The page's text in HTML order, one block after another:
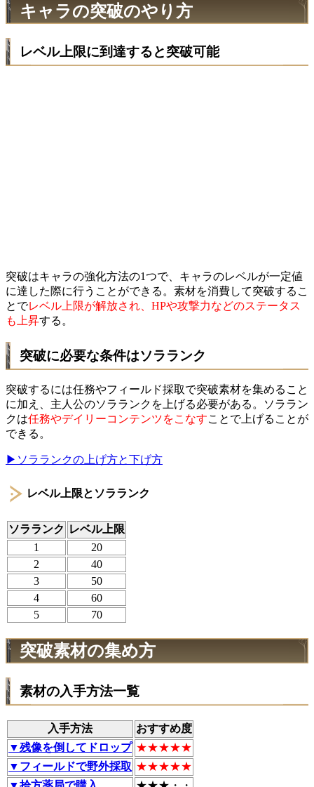
キャラの突破のやり方
レベル上限に到達すると突破可能
突破はキャラの強化方法の1つで、キャラのレベルが一定値
に達した際に行うことができる。素材を消費して突破するこ
とでレベル上限が解放され、HPや攻撃力などのステータス
も上昇する。
突破に必要な条件はソラランク
突破するには任務やフィールド採取で突破素材を集めること
に加え、主人公のソラランクを上げる必要がある。ソララン
クは任務やデイリーコンテンツをこなすことで上げることが
できる。
▶ソラランクの上げ方と下げ方
レベル上限とソラランク
ソラランク レベル上限
1
20
2
40
3
50
4
60
5
70
突破素材の集め方
素材の入手方法一覧
入手方法
おすすめ度
▼残像を倒してドロップ ★★★★★
▼フィールドで野外採取 ★★★★★